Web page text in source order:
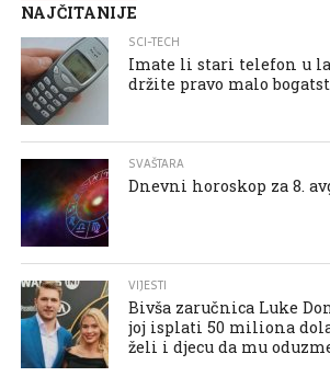
NAJČITANIJE
SCI-TECH
Imate li stari telefon u
držite pravo malo
SVAŠTARA
Dnevni horoskop za 8.
VIJESTI
Bivša zaručnica Luke
joj isplati 50 miliona
želi i djecu da mu